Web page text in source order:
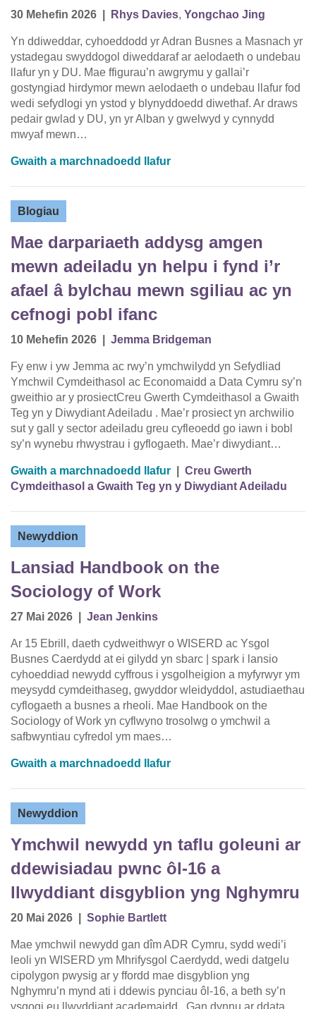
30 Mehefin 2026 Rhys Davies, Yongchao Jing
Yn ddiweddar, cyhoeddodd yr Adran Busnes a Masnach yr
ystadegau swyddogol diweddaraf ar aelodaeth o undebau
llafur yn y DU. Mae ffigurau’n awgrymu y gallai’r
gostyngiad hirdymor mewn aelodaeth o undebau llafur fod
wedi sefydlogi yn ystod y blynyddoedd diwethaf. Ar draws
pedair gwlad y DU, yn yr Alban y gwelwyd y cynnydd
mwyaf mewn…
Gwaith a marchnadoedd llafur
Blogiau
Mae darpariaeth addysg amgen
mewn adeiladu yn helpu i fynd i’r
afael â bylchau mewn sgiliau ac yn
cefnogi pobl ifanc
10 Mehefin 2026 Jemma Bridgeman
Fy enw i yw Jemma ac rwy’n ymchwilydd yn Sefydliad
Ymchwil Cymdeithasol ac Economaidd a Data Cymru sy’n
gweithio ar y prosiectCreu Gwerth Cymdeithasol a Gwaith
Teg yn y Diwydiant Adeiladu . Mae’r prosiect yn archwilio
sut y gall y sector adeiladu greu cyfleoedd go iawn i bobl
sy’n wynebu rhwystrau i gyflogaeth. Mae’r diwydiant…
Gwaith a marchnadoedd llafur
Creu Gwerth
Cymdeithasol a Gwaith Teg yn y Diwydiant Adeiladu
Newyddion
Lansiad Handbook on the
Sociology of Work
27 Mai 2026 Jean Jenkins
Ar 15 Ebrill, daeth cydweithwyr o WISERD ac Ysgol
Busnes Caerdydd at ei gilydd yn sbarc | spark i lansio
cyhoeddiad newydd cyffrous i ysgolheigion a myfyrwyr ym
meysydd cymdeithaseg, gwyddor wleidyddol, astudiaethau
cyflogaeth a busnes a rheoli. Mae Handbook on the
Sociology of Work yn cyflwyno trosolwg o ymchwil a
safbwyntiau cyfredol ym maes…
Gwaith a marchnadoedd llafur
Newyddion
Ymchwil newydd yn taflu goleuni ar
ddewisiadau pwnc ôl-16 a
llwyddiant disgyblion yng Nghymru
20 Mai 2026 Sophie Bartlett
Mae ymchwil newydd gan dîm ADR Cymru, sydd wedi’i
leoli yn WISERD ym Mhrifysgol Caerdydd, wedi datgelu
cipolygon pwysig ar y ffordd mae disgyblion yng
Nghymru’n mynd ati i ddewis pynciau ôl-16, a beth sy’n